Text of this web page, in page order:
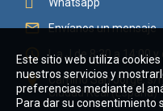
 Envíanos un mensaje
 L a J de 8:30 a 14:00 y

Camino San Jorge,
Ciudad Real (España)
Este sitio web utiliza
nuestros servicios y
preferencias mediante el
Para dar su consentimiento